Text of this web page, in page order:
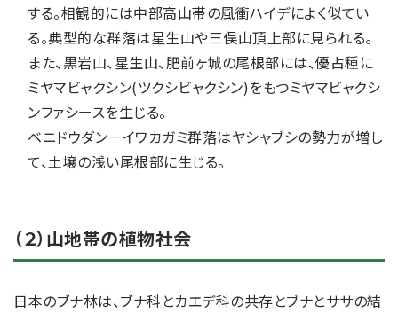
する。相観的には中部高山帯の風衝ハイデによく似てい
る。典型的な群落は星生山や三俣山頂上部に見られる。
また、黒岩山、星生山、肥前ヶ城の尾根部には、優占種に
ミヤマビャクシン(ツクシビャクシン)をもつミヤマビャクシ
ンファシースを生じる。
ベニドウダン－イワカガミ群落はヤシャブシの勢力が増し
て、土壌の浅い尾根部に生じる。
（２）山地帯の植物社会
日本のブナ林は、ブナ科とカエデ科の共存とブナとササの結